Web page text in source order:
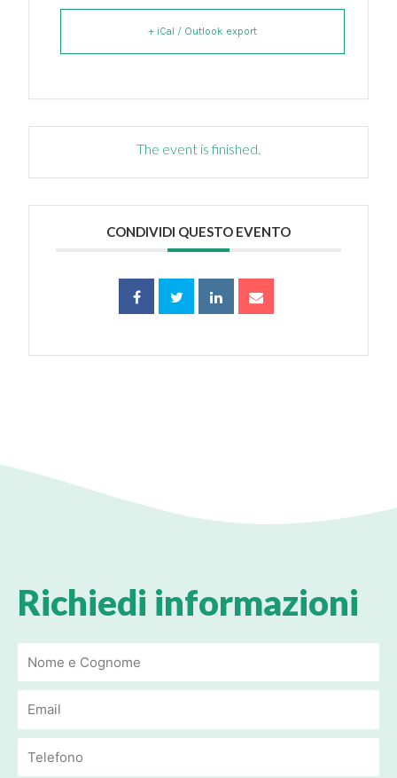
+ iCal / Outlook export
The event is finished.
CONDIVIDI QUESTO EVENTO
Richiedi informazioni
Email
Email